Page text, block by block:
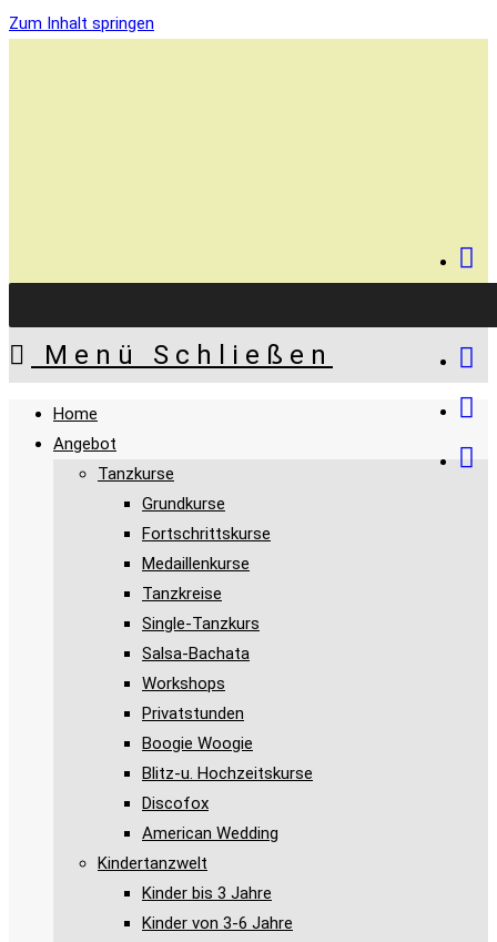
Zum Inhalt springen
Menü Schließen
Home
Angebot
Tanzkurse
Grundkurse
Fortschrittskurse
Medaillenkurse
Tanzkreise
Single-Tanzkurs
Salsa-Bachata
Workshops
Privatstunden
Boogie Woogie
Blitz-u. Hochzeitskurse
Discofox
American Wedding
Kindertanzwelt
Kinder bis 3 Jahre
Kinder von 3-6 Jahre